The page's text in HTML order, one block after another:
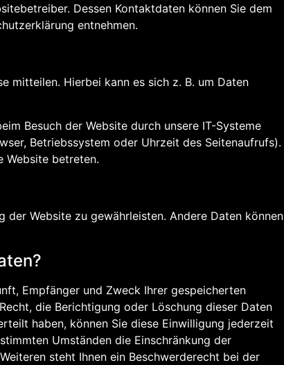
Dessen Kontaktdaten können Sie dem
entnehmen.
mitteilen. Hierbei kann es sich z. B. um Daten
Besuch der Website durch unsere IT-Systeme
Betriebssystem oder Uhrzeit des Seitenaufrufs).
Website betreten.
Website zu gewährleisten. Andere Daten können
Empfänger und Zweck Ihrer gespeicherten
die Berichtigung oder Löschung dieser Daten
haben, können Sie diese Einwilligung jederzeit
Umständen die Einschränkung der
steht Ihnen ein Beschwerderecht bei der